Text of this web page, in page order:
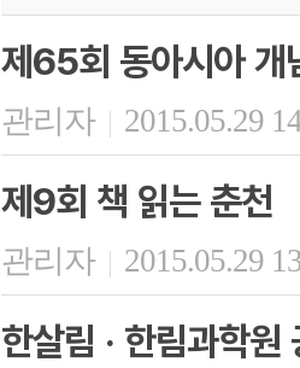
제65회 동아시아 개
관리자 | 2015.05.29
제9회 책 읽는 춘천
관리자 | 2015.05.29
한살림 · 한림과학원